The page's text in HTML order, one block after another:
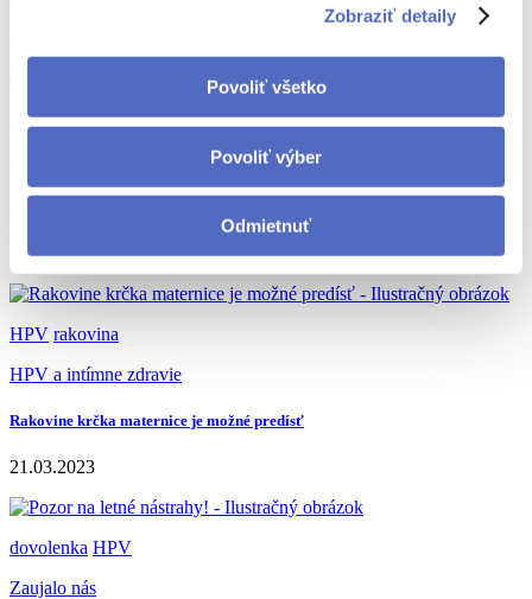
Zobraziť detaily
Povoliť všetko
Povoliť výber
Odmietnuť
HPV gynekológia
25.11.2024
HPV rakovina
HPV a intímne zdravie
Rakovine krčka maternice je možné predísť
21.03.2023
dovolenka HPV
Zaujalo nás